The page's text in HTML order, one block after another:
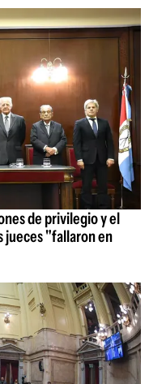
de privilegio y el
jueces "fallaron en